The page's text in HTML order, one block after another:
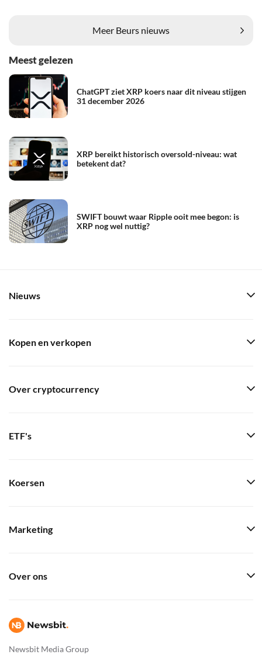
Meer Beurs nieuws
Meest gelezen
ChatGPT ziet XRP koers naar dit niveau stijgen
31 december 2026
XRP bereikt historisch oversold-niveau: wat
betekent dat?
SWIFT bouwt waar Ripple ooit mee begon: is
XRP nog wel nuttig?
Newsbit Media Group
Nieuws
Kopen en verkopen
Over cryptocurrency
ETF's
Koersen
Marketing
Over ons